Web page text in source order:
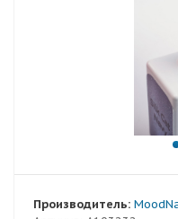
Производитель: